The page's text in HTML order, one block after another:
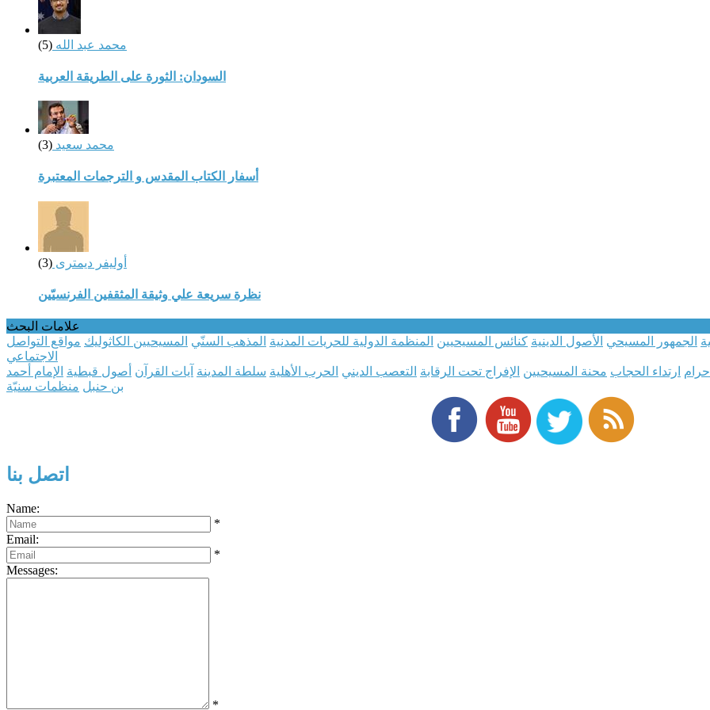
محمد عبد الله (5)
السودان: الثورة على الطريقة العربية
محمد سعيد (3)
أسفار الكتاب المقدس و الترجمات المعتبرة
أوليفر ديمترى (3)
نظرة سريعة علي وثيقة المثقفين الفرنسيّين
علامات البحث
الجمهور المسيحي الأصول الدينية كنائس المسيحيين المنظمة الدولية للحريات المدنية المذهب السنّي المسيحيين الكاثوليك مواقع التواصل
الاجتماعي
ارتداء الحجاب محنة المسيحيين الإفراج تحت الرقابة التعصب الديني الحرب الأهلية سلطة المدينة آيات القرآن أصول قبطية الإمام أحمد
بن حنبل منظمات سنيّة
اتصل بنا
Name:
*
Email:
*
Messages:
*